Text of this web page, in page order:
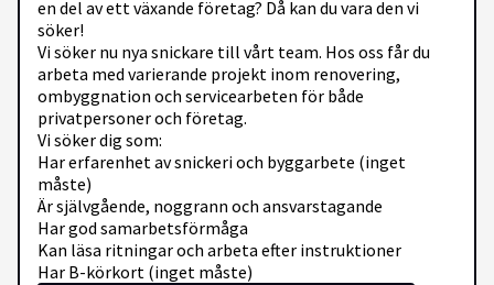
en del av ett växande företag? Då kan du vara den vi
söker!
Vi söker nu nya snickare till vårt team. Hos oss får du
arbeta med varierande projekt inom renovering,
ombyggnation och servicearbeten för både
privatpersoner och företag.
Vi söker dig som:
Har erfarenhet av snickeri och byggarbete (inget
måste)
Är självgående, noggrann och ansvarstagande
Har god samarbetsförmåga
Kan läsa ritningar och arbeta efter instruktioner
Har B-körkort (inget måste)